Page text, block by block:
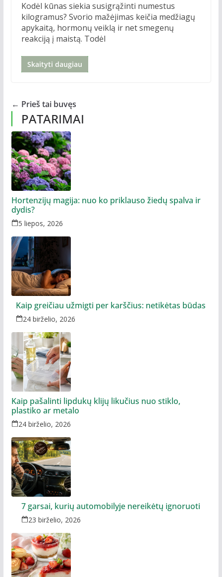
Kodėl kūnas siekia susigrąžinti numestus
kilogramus? Svorio mažėjimas keičia medžiagų
apykaitą, hormonų veiklą ir net smegenų
reakciją į maistą. Todėl
Skaityti daugiau
← Prieš tai buvęs
PATARIMAI
Hortenzijų magija: nuo ko priklauso žiedų spalva ir
dydis?
5 liepos, 2026
Kaip greičiau užmigti per karščius: netikėtas būdas
24 birželio, 2026
Kaip pašalinti lipdukų klijų likučius nuo stiklo,
plastiko ar metalo
24 birželio, 2026
7 garsai, kurių automobilyje nereikėtų ignoruoti
23 birželio, 2026